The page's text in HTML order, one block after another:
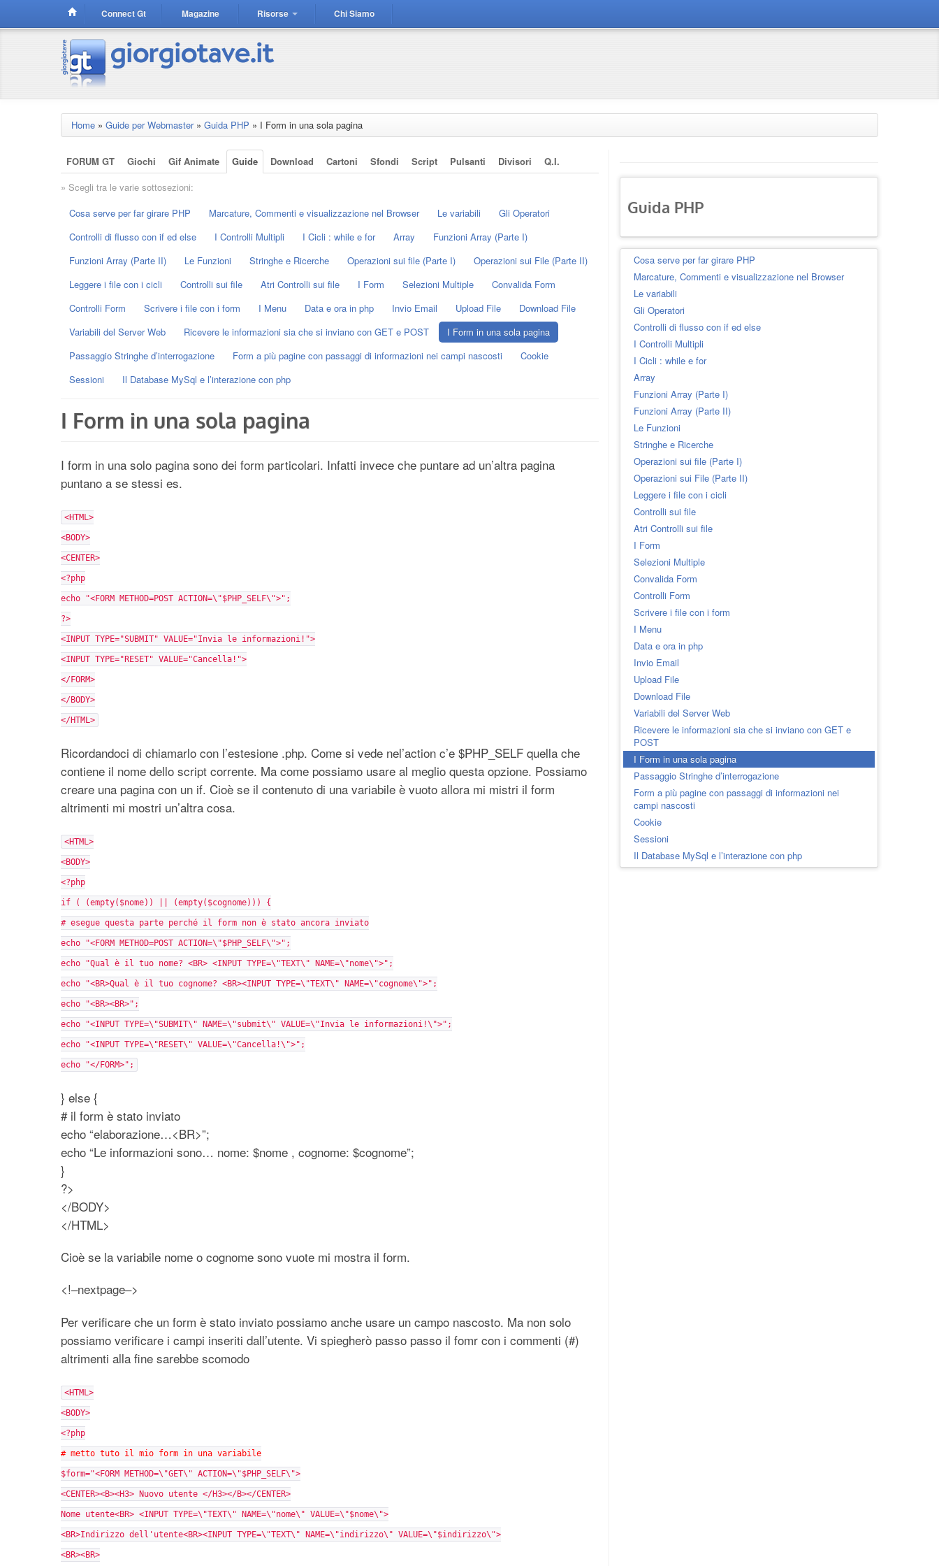
Connect Gt Magazine Risorse Chi Siamo
Home » Guide per Webmaster» Guida PHP » I Form in una sola pagina
FORUM GT Giochi Gif Animate Guide Download Cartoni Sfondi Script Pulsanti Divisori
Q.i.
» Scegli tra le varie sottosezioni:
Cosa serve per far girare PHP
Marcature, Commenti e visualizzazione nel Browser Le variabili
Gli Operatori
Controlli di flusso con if ed else
I Controlli Multipli I Cicli : while e for Array
Funzioni Array (Parte I)
Funzioni Array (Parte II)
Le Funzioni Stringhe e Ricerche Operazioni sui file (Parte I)
Operazioni sui File (Parte II)
Leggere i file con i cicli
Controlli sui file Atri Controlli sui file I Form Selezioni Multiple
Convalida Form
Controlli Form
Scrivere i file con i form I Menu Data e ora in php Invio Email Upload File
Download File
Variabili del Server Web
Ricevere le informazioni sia che si inviano con GET e POST
I Form in una sola pagina
Passaggio Stringhe d’interrogazione
Form a più pagine con passaggi di informazioni nei campi nascosti
Cookie
Sessioni
Il Database MySql e l’interazione con php
I Form in una sola pagina
I form in una solo pagina sono dei form particolari. Infatti invece che puntare ad un’altra pagina
puntano a se stessi es.
<HTML>
<BODY>
<CENTER>
<?php
echo "<FORM METHOD=POST ACTION=\"$PHP_SELF\">";
?>
<INPUT TYPE="SUBMIT" VALUE="Invia le informazioni!">
<INPUT TYPE="RESET" VALUE="Cancella!">
</FORM>
</BODY>
</HTML>
Ricordandoci di chiamarlo con l’estesione .php. Come si vede nel’action c’e $PHP_SELF quella che
contiene il nome dello script corrente. Ma come possiamo usare al meglio questa opzione. Possiamo
creare una pagina con un if. Cioè se il contenuto di una variabile è vuoto allora mi mistri il form
altrimenti mi mostri un’altra cosa.
<HTML>
<BODY>
<?php
if ( (empty($nome)) || (empty($cognome))) {
# esegue questa parte perché il form non è stato ancora inviato
echo "<FORM METHOD=POST ACTION=\"$PHP_SELF\">";
echo "Qual è il tuo nome? <BR> <INPUT TYPE=\"TEXT\" NAME=\"nome\">";
echo "<BR>Qual è il tuo cognome? <BR><INPUT TYPE=\"TEXT\" NAME=\"cognome\">";
echo "<BR><BR>";
echo "<INPUT TYPE=\"SUBMIT\" NAME=\"submit\" VALUE=\"Invia le informazioni!\">";
echo "<INPUT TYPE=\"RESET\" VALUE=\"Cancella!\">";
echo "</FORM>";
} else {
# il form è stato inviato
echo “elaborazione…<BR>”;
echo “Le informazioni sono… nome: $nome , cognome: $cognome”;
}
?>
</BODY>
</HTML>
Cioè se la variabile nome o cognome sono vuote mi mostra il form.
<!–nextpage–>
Per verificare che un form è stato inviato possiamo anche usare un campo nascosto. Ma non solo
possiamo verificare i campi inseriti dall’utente. Vi spiegherò passo passo il fomr con i commenti (#)
altrimenti alla fine sarebbe scomodo
<HTML>
<BODY>
<?php
# metto tuto il mio form in una variabile
$form="<FORM METHOD=\"GET\" ACTION=\"$PHP_SELF\">
<CENTER><B><H3> Nuovo utente </H3></B></CENTER>
Nome utente<BR> <INPUT TYPE=\"TEXT\" NAME=\"nome\" VALUE=\"$nome\">
<BR>Indirizzo dell'utente<BR><INPUT TYPE=\"TEXT\" NAME=\"indirizzo\" VALUE=\"$indirizzo\">
<BR><BR>
Guida PHP
Cosa serve per far girare PHP
Marcature, Commenti e visualizzazione nel Browser
Le variabili
Gli Operatori
Controlli di flusso con if ed else
I Controlli Multipli
I Cicli : while e for
Array
Funzioni Array (Parte I)
Funzioni Array (Parte II)
Le Funzioni
Stringhe e Ricerche
Operazioni sui file (Parte I)
Operazioni sui File (Parte II)
Leggere i file con i cicli
Controlli sui file
Atri Controlli sui file
I Form
Selezioni Multiple
Convalida Form
Controlli Form
Scrivere i file con i form
I Menu
Data e ora in php
Invio Email
Upload File
Download File
Variabili del Server Web
Ricevere le informazioni sia che si inviano con GET e
POST
I Form in una sola pagina
Passaggio Stringhe d’interrogazione
Form a più pagine con passaggi di informazioni nei
campi nascosti
Cookie
Sessioni
Il Database MySql e l’interazione con php